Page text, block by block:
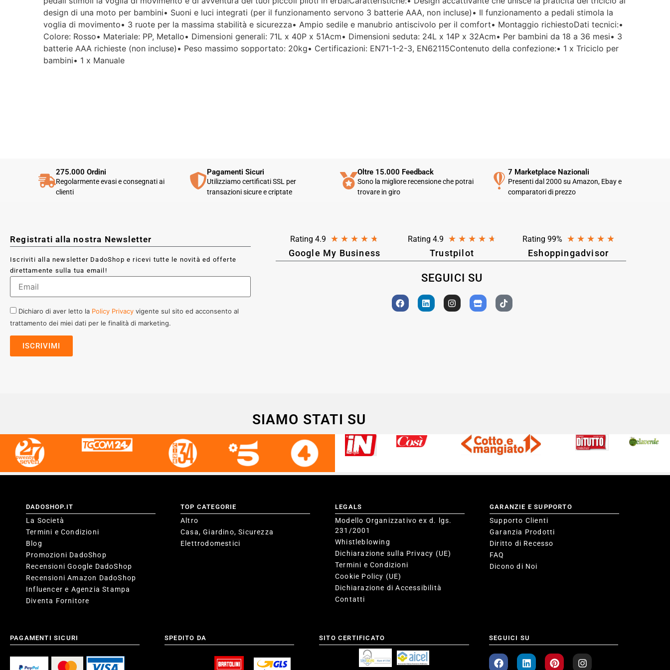
aspettavo un servizio clienti molto
più efficiente. L'assistenza è
disponibile solo in fasce orarie
molto limitate e, nel mio caso, la
gestione del post-vendita è stata
lenta e poco rassicurante.
design di una moto per bambini• Suoni e luci integrati (per il funzionamento servono 3 batterie AAA, non incluse)• Il funzionamento a pedali stimola la
voglia di movimento• 3 ruote per la massima stabilità e sicurezza• Ampio sedile e manubrio antiscivolo per il comfort• Montaggio richiestoDati tecnici:•
Colore: Rosso• Materiale: PP, Metallo• Dimensioni generali: 71L x 40P x 51Acm• Dimensioni seduta: 24L x 14P x 32Acm• Per bambini da 18 a 36 mesi• 3
batterie AAA richieste (non incluse)• Peso massimo sopportato: 20kg• Certificazioni: EN71-1-2-3, EN62115Contenuto della confezione:• 1 x Triciclo per
bambini• 1 x Manuale
275.000 Ordini
Regolarmente evasi e consegnati ai
clienti
Pagamenti Sicuri
Utilizziamo certificati SSL per
transazioni sicure e criptate
Oltre 15.000 Feedback
Sono la migliore recensione che potrai
trovare in giro
7 Marketplace Nazionali
Presenti dal 2000 su Amazon, Ebay e
comparatori di prezzo
Registrati alla nostra Newsletter
Iscriviti alla newsletter DadoShop e ricevi tutte le novità ed offerte
direttamente sulla tua email!
Dichiaro di aver letto la Policy Privacy vigente sul sito ed acconsento al
trattamento dei miei dati per le finalità di marketing.
Rating 4.9 ★ ★ ★ ★ ★
Google My Business
Rating 4.9 ★ ★ ★ ★ ★
Trustpilot
Rating 99% ★ ★ ★ ★ ★
Eshoppingadvisor
SEGUICI SU
SIAMO STATI SU
DADOSHOP.IT
La Società
Termini e Condizioni
Blog
Promozioni DadoShop
Recensioni Google DadoShop
Recensioni Amazon DadoShop
Influencer e Agenzia Stampa
Diventa Fornitore
TOP CATEGORIE
Altro
Casa, Giardino, Sicurezza
Elettrodomestici
LEGALS
Modello Organizzativo ex d. lgs.
231/2001
Whistleblowing
Dichiarazione sulla Privacy (UE)
Termini e Condizioni
Cookie Policy (UE)
Dichiarazione di Accessibilità
Contatti
GARANZIE E SUPPORTO
Supporto Clienti
Garanzia Prodotti
Diritto di Recesso
FAQ
Dicono di Noi
PAGAMENTI SICURI SPEDITO DA SITO CERTIFICATO SEGUICI SU